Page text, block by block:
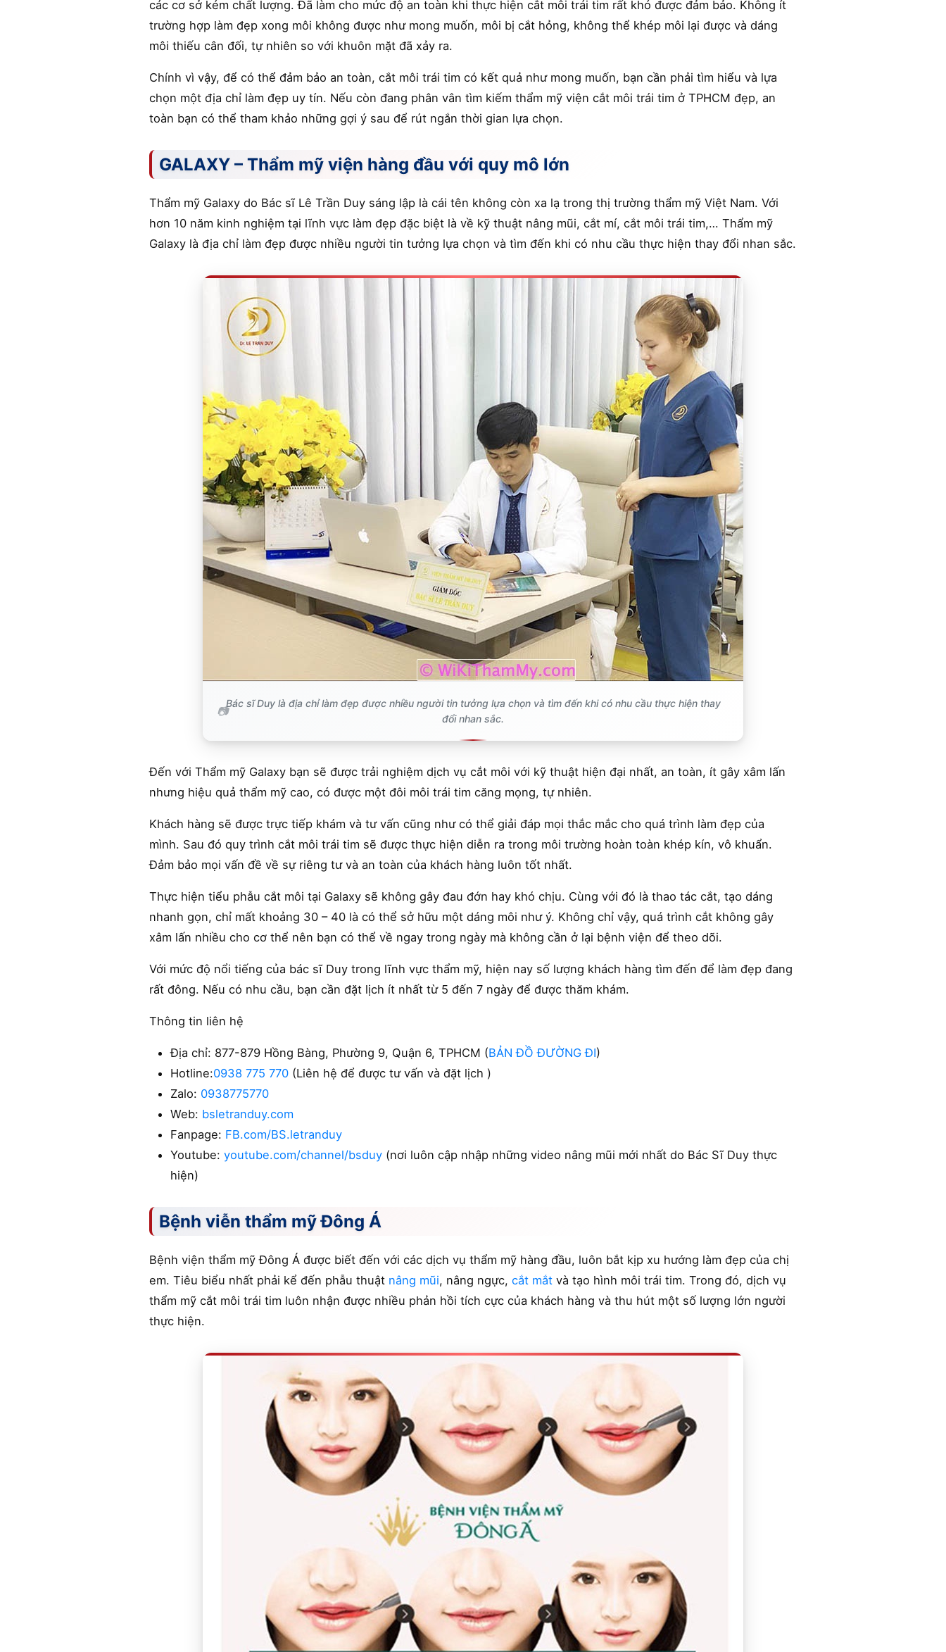
các cơ sở kém chất lượng. Đã làm cho mức độ an toàn khi thực hiện cắt môi trái tim rất khó được đảm bảo. Không ít
trường hợp làm đẹp xong môi không được như mong muốn, môi bị cắt hỏng, không thể khép môi lại được và dáng
môi thiếu cân đối, tự nhiên so với khuôn mặt đã xảy ra.
Chính vì vậy, để có thể đảm bảo an toàn, cắt môi trái tim có kết quả như mong muốn, bạn cần phải tìm hiểu và lựa
chọn một địa chỉ làm đẹp uy tín. Nếu còn đang phân vân tìm kiếm thẩm mỹ viện cắt môi trái tim ở TPHCM đẹp, an
toàn bạn có thể tham khảo những gợi ý sau để rút ngắn thời gian lựa chọn.
GALAXY – Thẩm mỹ viện hàng đầu với quy mô lớn
Thẩm mỹ Galaxy do Bác sĩ Lê Trần Duy sáng lập là cái tên không còn xa lạ trong thị trường thẩm mỹ Việt Nam. Với
hơn 10 năm kinh nghiệm tại lĩnh vực làm đẹp đặc biệt là về kỹ thuật nâng mũi, cắt mí, cắt môi trái tim,… Thẩm mỹ
Galaxy là địa chỉ làm đẹp được nhiều người tin tưởng lựa chọn và tìm đến khi có nhu cầu thực hiện thay đổi nhan sắc.
Bác sĩ Duy là địa chỉ làm đẹp được nhiều người tin tưởng lựa chọn và tìm đến khi có nhu cầu thực hiện thay
đổi nhan sắc.
Đến với Thẩm mỹ Galaxy bạn sẽ được trải nghiệm dịch vụ cắt môi với kỹ thuật hiện đại nhất, an toàn, ít gây xâm lấn
nhưng hiệu quả thẩm mỹ cao, có được một đôi môi trái tim căng mọng, tự nhiên.
Khách hàng sẽ được trực tiếp khám và tư vấn cũng như có thể giải đáp mọi thắc mắc cho quá trình làm đẹp của
mình. Sau đó quy trình cắt môi trái tim sẽ được thực hiện diễn ra trong môi trường hoàn toàn khép kín, vô khuẩn.
Đảm bảo mọi vấn đề về sự riêng tư và an toàn của khách hàng luôn tốt nhất.
Thực hiện tiểu phẫu cắt môi tại Galaxy sẽ không gây đau đớn hay khó chịu. Cùng với đó là thao tác cắt, tạo dáng
nhanh gọn, chỉ mất khoảng 30 – 40 là có thể sở hữu một dáng môi như ý. Không chỉ vậy, quá trình cắt không gây
xâm lấn nhiều cho cơ thể nên bạn có thể về ngay trong ngày mà không cần ở lại bệnh viện để theo dõi.
Với mức độ nổi tiếng của bác sĩ Duy trong lĩnh vực thẩm mỹ, hiện nay số lượng khách hàng tìm đến để làm đẹp đang
rất đông. Nếu có nhu cầu, bạn cần đặt lịch ít nhất từ 5 đến 7 ngày để được thăm khám.
Thông tin liên hệ
Địa chỉ: 877-879 Hồng Bàng, Phường 9, Quận 6, TPHCM (BẢN ĐỒ ĐƯỜNG ĐI)
Hotline:0938 775 770 (Liên hệ để được tư vấn và đặt lịch )
Zalo: 0938775770
Web: bsletranduy.com
Fanpage: FB.com/BS.letranduy
Youtube: youtube.com/channel/bsduy (nơi luôn cập nhập những video nâng mũi mới nhất do Bác Sĩ Duy thực
hiện)
Bệnh viễn thẩm mỹ Đông Á
Bệnh viện thẩm mỹ Đông Á được biết đến với các dịch vụ thẩm mỹ hàng đầu, luôn bắt kịp xu hướng làm đẹp của chị
em. Tiêu biểu nhất phải kể đến phẫu thuật nâng mũi, nâng ngực, cắt mắt và tạo hình môi trái tim. Trong đó, dịch vụ
thẩm mỹ cắt môi trái tim luôn nhận được nhiều phản hồi tích cực của khách hàng và thu hút một số lượng lớn người
thực hiện.